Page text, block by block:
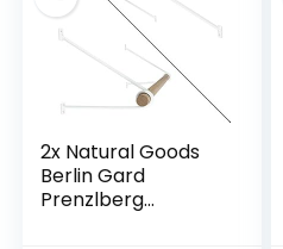
2x Natural Goods
Berlin Gard
Prenzlberg